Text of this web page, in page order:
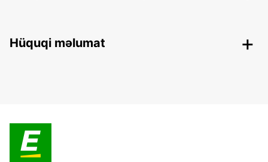
Hüquqi məlumat